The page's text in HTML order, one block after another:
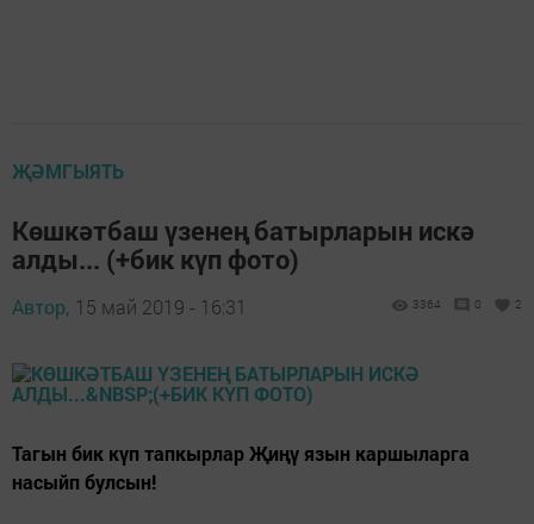
ҖӘМГЫЯТЬ
Көшкәтбаш үзенең батырларын искә
алды... (+бик күп фото)
Автор, 15 май 2019 - 16:31 3364 0 2
Тагын бик күп тапкырлар Җиңү язын каршыларга
насыйп булсын!